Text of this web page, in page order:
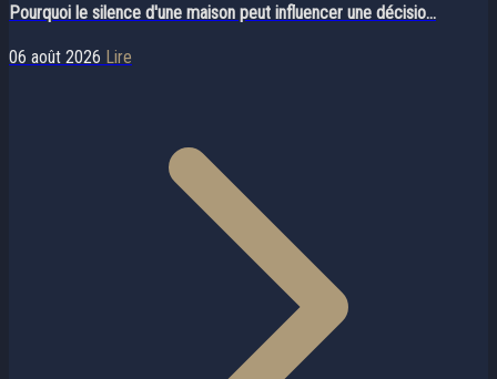
Pourquoi le silence d'une maison peut influencer une décisio...
06 août 2026 Lire